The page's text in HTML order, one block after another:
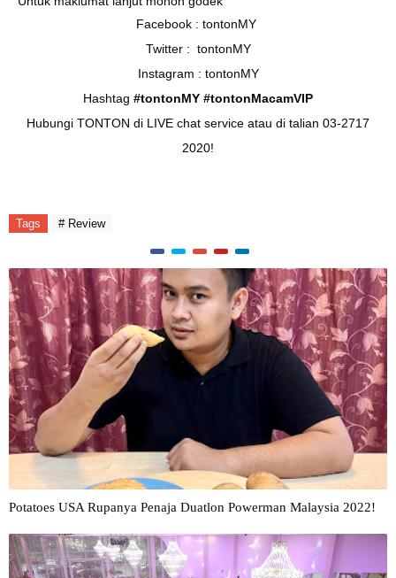
Facebook : tontonMY
Twitter : tontonMY
Instagram : tontonMY
Hashtag #tontonMY #tontonMacamVIP
Hubungi TONTON di LIVE chat service atau di talian 03-2717
2020!
Tags # Review
Potatoes USA Rupanya Penaja Duatlon Powerman Malaysia 2022!